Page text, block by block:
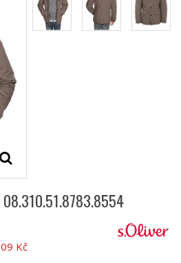
08.310.51.8783.8554
Kč